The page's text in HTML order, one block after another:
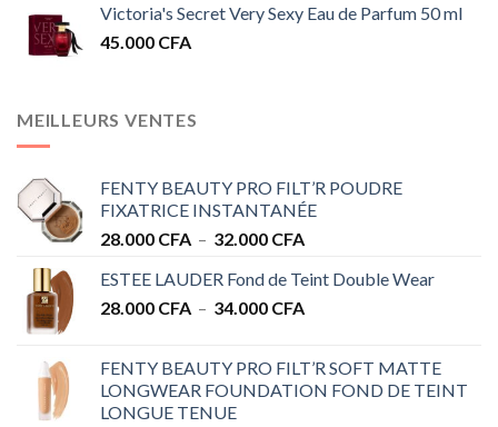
Victoria's Secret Very Sexy Eau de Parfum 50 ml
45.000 CFA
MEILLEURS VENTES
FENTY BEAUTY PRO FILT’R POUDRE
FIXATRICE INSTANTANÉE
28.000 CFA – 32.000 CFAPlage
prix :
28.000 CFA
ESTEE LAUDER Fond de Teint Double Wear
28.000 CFA – 34.000 CFAPlage
28.000 CFA
à
FENTY BEAUTY PRO FILT’R SOFT MATTE
LONGWEAR FOUNDATION FOND DE TEINT
LONGUE TENUE